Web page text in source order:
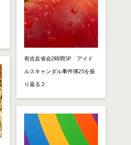
有吉反省会2時間SP アイド
ルスキャンダル事件簿25を振
り返る２